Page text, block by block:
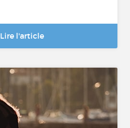
Lire l'article